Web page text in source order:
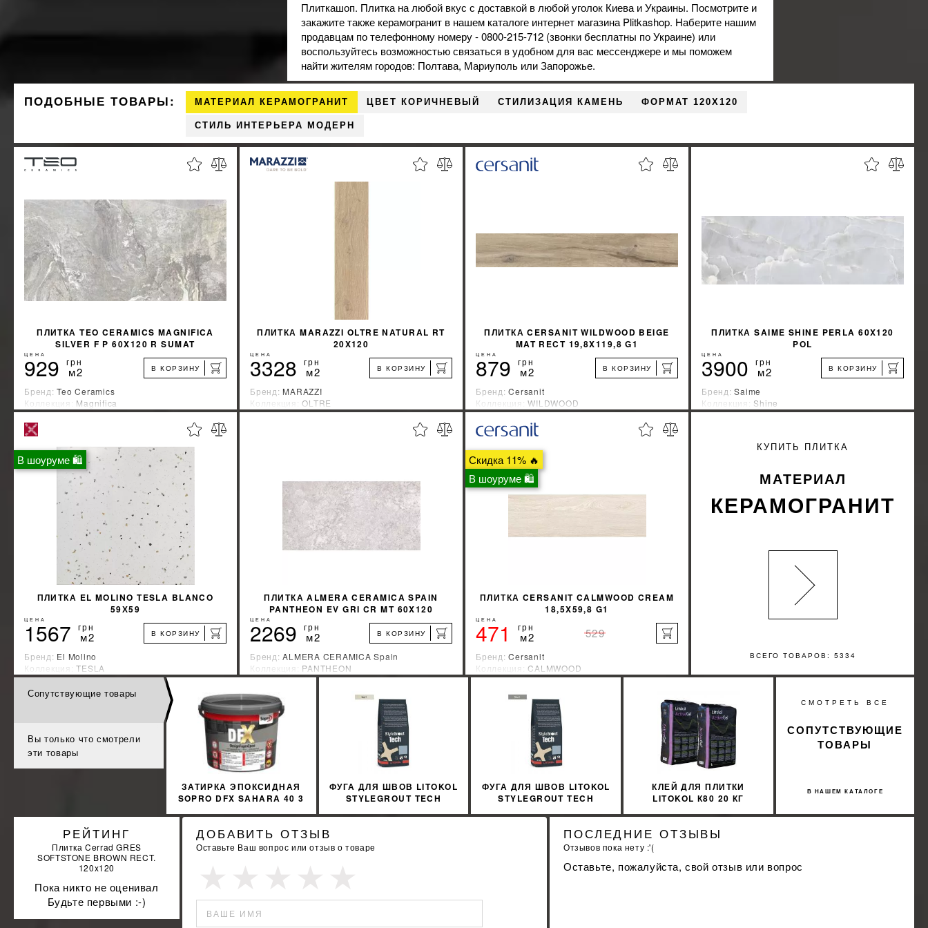
Плиткашоп. Плитка на любой вкус с доставкой в любой уголок Киева и Украины. Посмотрите и
закажите также керамогранит в нашем каталоге интернет магазина Plitkashop. Наберите нашим
продавцам по телефонному номеру - 0800-215-712 (звонки бесплатны по Украине) или
воспользуйтесь возможностью связаться в удобном для вас мессенджере и мы поможем
найти жителям городов: Полтава, Мариуполь или Запорожье.
ПОДОБНЫЕ ТОВАРЫ: МАТЕРИАЛ КЕРАМОГРАНИТ ЦВЕТ КОРИЧНЕВЫЙ СТИЛИЗАЦИЯ КАМЕНЬ ФОРМАТ 120X120
СТИЛЬ ИНТЕРЬЕРА МОДЕРН
ПЛИТКА TEO CERAMICS MAGNIFICA
SILVER F P 60X120 R SUMAT
ЦЕНА
929 грн
м2 В КОРЗИНУ
Бренд:Teo Ceramics
Коллекция: Magnifica
Страна-производитель:Украина
УЗНАТЬ СВОЮ СКИДКУ %
КУПИТЬ
ПЛИТКА MARAZZI OLTRE NATURAL RT
20X120
ЦЕНА
3328 грн
м2 В КОРЗИНУ
Бренд: MARAZZI
Коллекция:OLTRE
Страна-производитель:Италия
УЗНАТЬ СВОЮ СКИДКУ %
ПЛИТКА CERSANIT WILDWOOD BEIGE
MAT RECT 19,8X119,8 G1
ЦЕНА
879 грн
м2 В КОРЗИНУ
Бренд:Cersanit
Коллекция:WILDWOOD
Страна-производитель:Украина
УЗНАТЬ СВОЮ СКИДКУ %
ПЛИТКА SAIME SHINE PERLA 60X120
POL
ЦЕНА
3900 грн
м2 В КОРЗИНУ
Бренд:Saime
Коллекция: Shine
Страна-производитель:Италия
В шоуруме 🛍
ПЛИТКА EL MOLINO TESLA BLANCO
59Х59
ЦЕНА
1567 грн
м2 В КОРЗИНУ
Бренд: El Molino
Коллекция:TESLA
Страна-производитель:Испания
УЗНАТЬ СВОЮ СКИДКУ %
КУПИТЬ
ПЛИТКА ALMERA CERAMICA SPAIN
PANTHEON EV GRI CR MT 60X120
ЦЕНА
2269 грн
м2 В КОРЗИНУ
Бренд:ALMERA CERAMICA Spain
Коллекция: PANTHEON
Страна-производитель:Испания
УЗНАТЬ СВОЮ СКИДКУ
Скидка 11% 🔥
В шоуруме 🛍
ПЛИТКА CERSANIT CALMWOOD CREAM
18,5X59,8 G1
ЦЕНА
471 грн
м2 529
Бренд:Cersanit
Коллекция:CALMWOOD
Страна-производитель:Украина
УЗНАТЬ СВОЮ СКИДКУ %
КУПИТЬ
ВСЕГО ТОВАРОВ: 5334
КУПИТЬ ПЛИТКА
МАТЕРИАЛ
КЕРАМОГРАНИТ
Сопутствующие товары
Вы только что смотрели
эти товары
ЗАТИРКА ЭПОКСИДНАЯ
SOPRO DFX SAHARA 40 3
ФУГА ДЛЯ ШВОВ LITOKOL
STYLEGROUT TECH
ФУГА ДЛЯ ШВОВ LITOKOL
STYLEGROUT TECH
SILVER 2 СИЛЬВЕР
КЛЕЙ ДЛЯ ПЛИТКИ
LITOKOL К80 20 КГ
СМОТРЕТЬ ВСЕ
В НАШЕМ КАТАЛОГЕ
СОПУТСТВУЮЩИЕ
ТОВАРЫ
РЕЙТИНГ
Плитка Cerrad GRES
SOFTSTONE BROWN RECT.
120x120
Пока никто не оценивал
Будьте первыми :-)
ДОБАВИТЬ ОТЗЫВ
Оставьте Ваш вопрос или отзыв о товаре
ВАШЕ ИМЯ
ПОСЛЕДНИЕ ОТЗЫВЫ
Отзывов пока нету :'(
Оставьте, пожалуйста, свой отзыв или вопрос